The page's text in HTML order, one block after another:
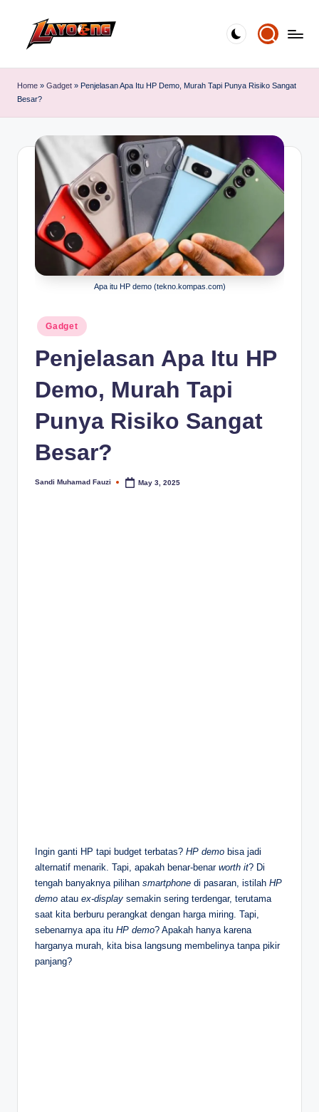
Home » Gadget » Penjelasan Apa Itu HP Demo, Murah Tapi Punya Risiko Sangat
Besar?
Apa itu HP demo (tekno.kompas.com)
Posted
in
Gadget
Penjelasan Apa Itu HP
Demo, Murah Tapi
Punya Risiko Sangat
Besar?
Posted
Sandi Muhamad Fauzi May 3, 2025
Ingin ganti HP tapi budget terbatas? HP demo bisa jadi
alternatif menarik. Tapi, apakah benar-benar worth it? Di
tengah banyaknya pilihan smartphone di pasaran, istilah HP
demo atau ex-display semakin sering terdengar, terutama
saat kita berburu perangkat dengan harga miring. Tapi,
sebenarnya apa itu HP demo? Apakah hanya karena
harganya murah, kita bisa langsung membelinya tanpa pikir
panjang?